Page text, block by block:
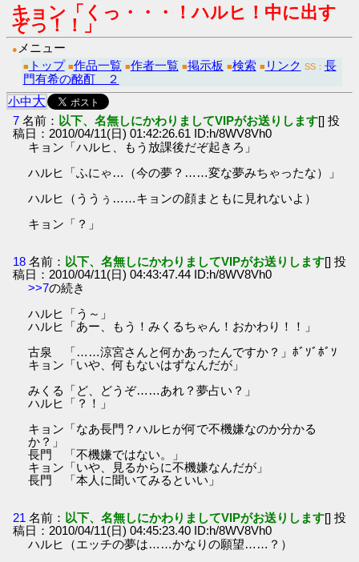
キョン「くっ・・・！ハルヒ！中に出す
ぞっ！！」
● メニュー
■ トップ ■作品一覧 ■作者一覧 ■掲示板 ■検索 ■ リンク SS： 長
門有希の酩酊 ２
小中大
7 名前： 以下、名無しにかわりましてVIPがお送りします[] 投
稿日：2010/04/11(日) 01:42:26.61 ID:h/8WV8Vh0
キョン「ハルヒ、もう放課後だぞ起きろ」
ハルヒ「ふにゃ…（今の夢？……変な夢みちゃったな）」
ハルヒ（ううぅ……キョンの顔まともに見れないよ）
キョン「？」
18 名前： 以下、名無しにかわりましてVIPがお送りします[] 投
稿日：2010/04/11(日) 04:43:47.44 ID:h/8WV8Vh0
>>7の続き
ハルヒ「う～」
ハルヒ「あー、もう！みくるちゃん！おかわり！！」
古泉 「……涼宮さんと何かあったんですか？」ﾎﾞｿﾞﾎﾞｿ
キョン「いや、何もないはずなんだが」
みくる「ど、どうぞ……あれ？夢占い？」
ハルヒ「？！」
キョン「なあ長門？ハルヒが何で不機嫌なのか分かる
か？」
長門 「不機嫌ではない。」
キョン「いや、見るからに不機嫌なんだが」
長門 「本人に聞いてみるといい」
21 名前： 以下、名無しにかわりましてVIPがお送りします[] 投
稿日：2010/04/11(日) 04:45:23.40 ID:h/8WV8Vh0
ハルヒ（エッチの夢は……かなりの願望……？）